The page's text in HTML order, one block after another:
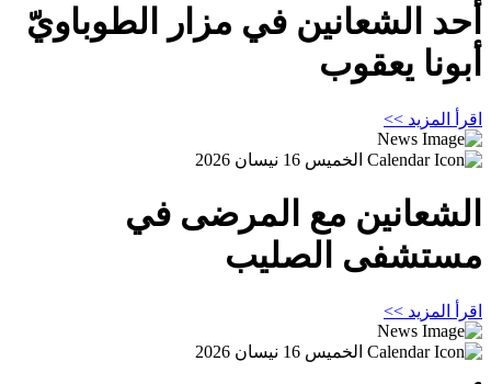
أحد الشعانين في مزار الطوباويّ
أبونا يعقوب
اقرأ المزيد >>
الخميس 16 نيسان 2026
الشعانين مع المرضى في
مستشفى الصليب
اقرأ المزيد >>
الخميس 16 نيسان 2026